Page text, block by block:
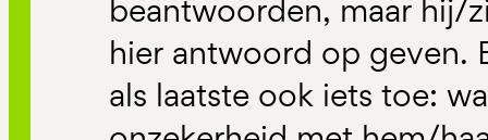
beantwoorden, maar hij/
hier antwoord op geven.
als laatste ook iets toe: